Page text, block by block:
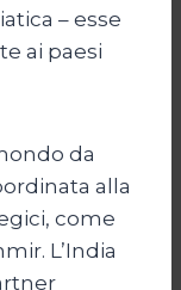
– esse
ai paesi
da
alla
come
L’India